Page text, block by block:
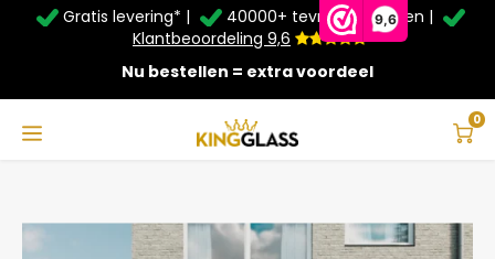
9,6
Service & Contact
Bezorging
Taal
Gratis levering* |
40000+ tevreden klanten |
Klantbeoordeling 9,6
Nu bestellen = extra voordeel
0
Zomer Deals: Tot 20% kortingop schuifwanden en
veranda's +€20extra kassa korting*
Serre in zwart van 3,06 x 3 meter